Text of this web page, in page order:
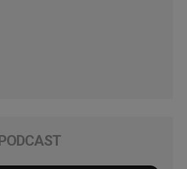
PODCAST